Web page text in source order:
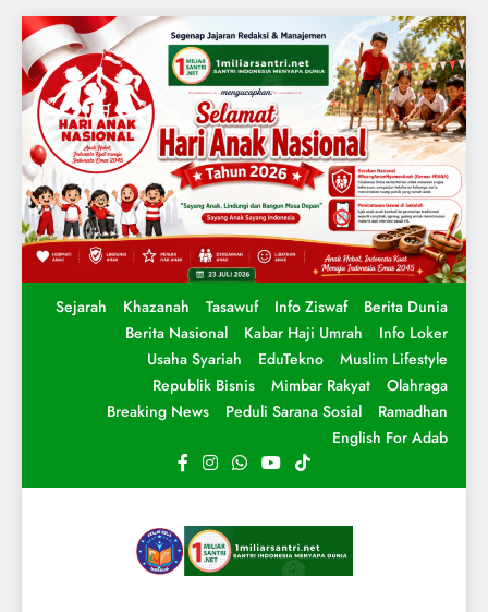
Sejarah Khazanah Tasawuf Info Ziswaf
Berita Dunia
Berita Nasional
Kabar Haji Umrah
Info Loker
Usaha Syariah
EduTekno
Muslim Lifestyle
Republik Bisnis
Mimbar Rakyat
Olahraga
Breaking News
Peduli Sarana Sosial
Ramadhan
English For Adab